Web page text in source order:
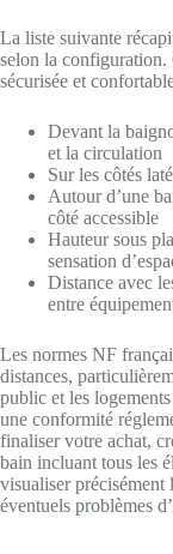
La liste suivante
selon la configuration.
sécurisée et
Devant la
et la circulation
Sur les côtés
Autour d’une
côté accessible
Hauteur sous
sensation
Distance avec
entre
Les normes NF
distances,
public et les
une conformité
finaliser votre achat,
bain incluant tous les
visualiser précisément
éventuels problèmes